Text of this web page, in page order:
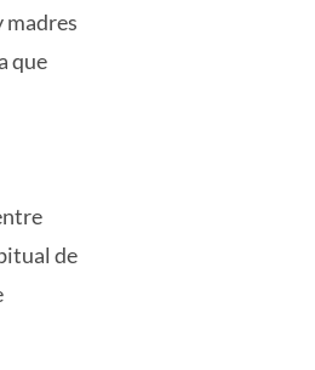
madres
que
de